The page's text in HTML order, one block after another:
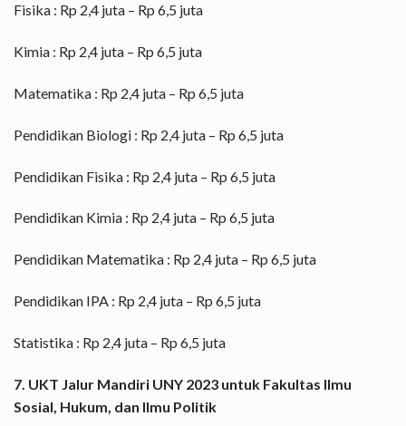
Fisika : Rp 2,4 juta – Rp 6,5 juta
Kimia : Rp 2,4 juta – Rp 6,5 juta
Matematika : Rp 2,4 juta – Rp 6,5 juta
Pendidikan Biologi : Rp 2,4 juta – Rp 6,5 juta
Pendidikan Fisika : Rp 2,4 juta – Rp 6,5 juta
Pendidikan Kimia : Rp 2,4 juta – Rp 6,5 juta
Pendidikan Matematika : Rp 2,4 juta – Rp 6,5 juta
Pendidikan IPA : Rp 2,4 juta – Rp 6,5 juta
Statistika : Rp 2,4 juta – Rp 6,5 juta
7. UKT Jalur Mandiri UNY 2023 untuk Fakultas Ilmu
Sosial, Hukum, dan Ilmu Politik